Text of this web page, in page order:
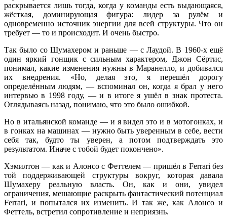
раскрывается лишь тогда, когда у команды есть выдающаяся,
жёсткая, доминирующая фигура: лидер за рулём и
одновременно источник энергии для всей структуры. Что он
требует — то и происходит. И очень быстро.
Так было со Шумахером и раньше — с Лаудой. В 1960-х ещё
один яркий гонщик с сильным характером, Джон Сёртис,
понимал, какие изменения нужны в Маранелло, и добивался
их внедрения. «Но, делая это, я перешёл дорогу
определённым людям, — вспоминал он, когда я брал у него
интервью в 1998 году, — и в итоге я ушёл в знак протеста.
Оглядываясь назад, понимаю, что это было ошибкой.
Но в итальянской команде — и я видел это и в мотогонках, и
в гонках на машинах — нужно быть уверенным в себе, вести
себя так, будто ты уверен, а потом подтверждать это
результатом. Иначе с тобой будет покончено».
Хэмилтон — как и Алонсо с Феттелем — пришёл в Ferrari без
той поддерживающей структуры вокруг, которая давала
Шумахеру реальную власть. Он, как и они, увидел
ограничения, мешающие раскрыть фантастический потенциал
Ferrari, и попытался их изменить. И так же, как Алонсо и
Феттель, встретил сопротивление и неприязнь.